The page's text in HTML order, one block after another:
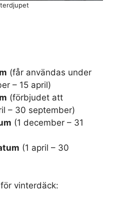
(får användas under
– 15 april)
(förbjudet att
– 30 september)
(1 december – 31
(1 april – 30
vinterdäck: